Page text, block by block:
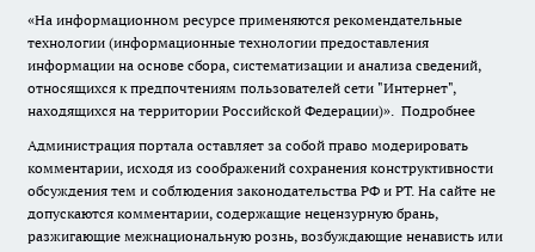
«На информационном ресурсе применяются рекомендательные
технологии (информационные технологии предоставления
информации на основе сбора, систематизации и анализа сведений,
относящихся к предпочтениям пользователей сети "Интернет",
находящихся на территории Российской Федерации)». Подробнее
Администрация портала оставляет за собой право модерировать
комментарии, исходя из соображений сохранения конструктивности
обсуждения тем и соблюдения законодательства РФ и РТ. На сайте не
допускаются комментарии, содержащие нецензурную брань,
разжигающие межнациональную рознь, возбуждающие ненависть или